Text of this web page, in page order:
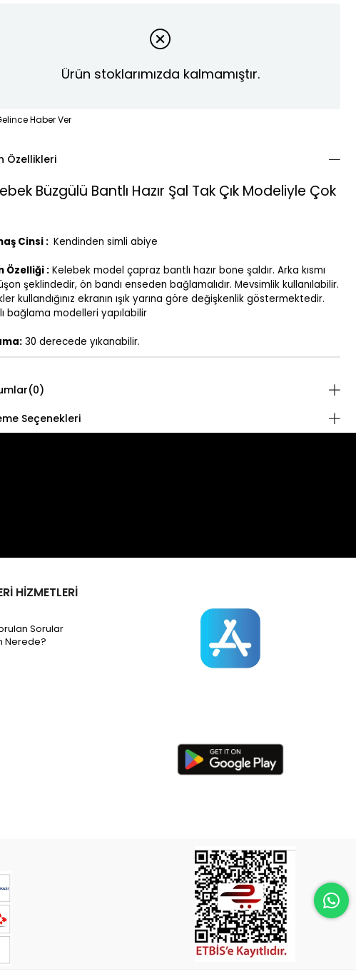
Ürün stoklarımızda kalmamıştır.
Haber Ver
Özellikleri
Büzgülü Bantlı Hazır Şal Tak Çık Modeliyle Çok
Cinsi : Kendinden simli abiye
Özelliği : Kelebek model çapraz bantlı hazır bone şaldır. Arka kısmı
şeklindedir, ön bandı enseden bağlamalıdır. Mevsimlik kullanılabilir.
kullandığınız ekranın ışık yarına göre değişkenlik göstermektedir.
bağlama modelleri yapılabilir
30 derecede yıkanabilir.
(0)
Seçenekleri
HİZMETLERİ
Sorular
Nerede?